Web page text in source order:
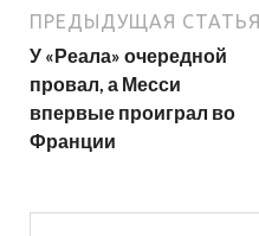
ПРЕДЫДУЩАЯ СТАТЬЯ
У «Реала» очередной
провал, а Месси
впервые проиграл во
Франции